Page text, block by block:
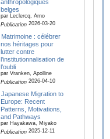
belges
par Leclercq, Arno
Publication2026-03-20
Matrimoine : célébrer
nos héritages pour
lutter contre
l’institutionnalisation de
l’oubli
par Vranken, Apolline
Publication2026-04-10
Japanese Migration to
Europe: Recent
Patterns, Motivations,
and Pathways
par Hayakawa, Miyako
Publication2025-12-11